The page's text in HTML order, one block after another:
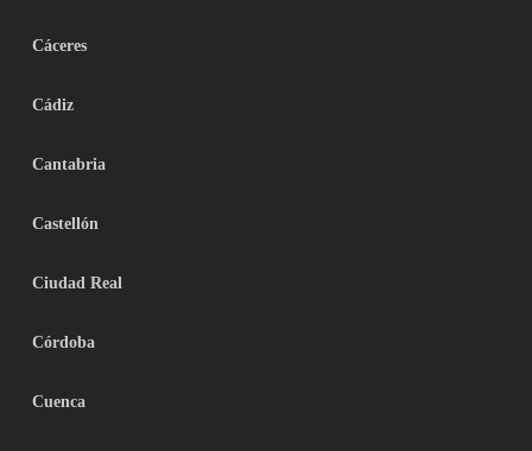
Cáceres
Cádiz
Cantabria
Castellón
Ciudad Real
Córdoba
Cuenca